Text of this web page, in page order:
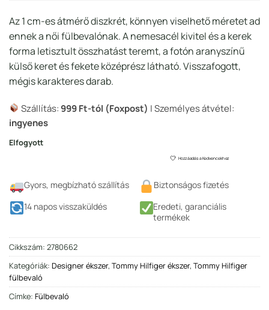
was:
31
237 Ft.
is:
24
990 Ft.
Az 1 cm-es átmérő diszkrét, könnyen viselhető méretet ad
ennek a női fülbevalónak. A nemesacél kivitel és a kerek
forma letisztult összhatást teremt, a fotón aranyszínű
külső keret és fekete középrész látható. Visszafogott,
mégis karakteres darab.
Szállítás:999 Ft-tól (Foxpost) | Személyes átvétel:
ingyenes
Elfogyott
Hozzáadás a Kedvencekhez
Gyors, megbízható szállítás
Biztonságos fizetés
14 napos visszaküldés
Eredeti, garanciális
termékek
Cikkszám: 2780662
Kategóriák: Designer ékszer, Tommy Hilfiger ékszer, Tommy Hilfiger
fülbevaló
Címke: Fülbevaló